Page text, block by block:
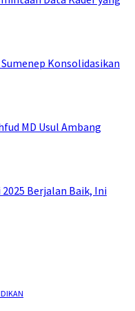
Konsolidasikan
MD Usul Ambang
2025 Berjalan Baik, Ini